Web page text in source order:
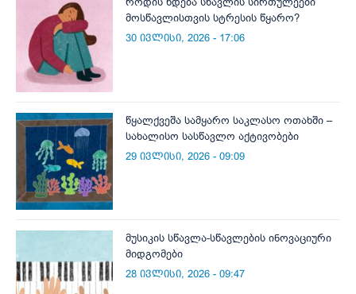
მოსწავლისთვის სტრესის წყარო?
30 ივლისი, 2026 - 17:06
წყალქვეშა სამყარო საკლასო ოთახში –
სახალისო სასწავლო აქტივობები
29 ივლისი, 2026 - 09:09
მუსიკის სწავლა-სწავლების ინოვაციური
მიდგომები
28 ივლისი, 2026 - 09:47